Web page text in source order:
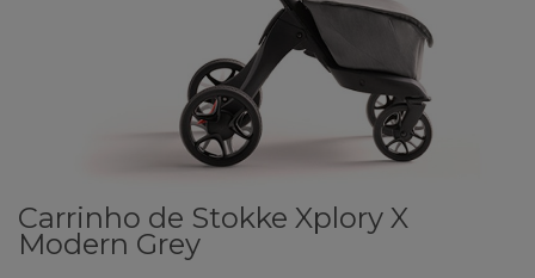
Carrinho de Stokke Xplory X
Modern Grey